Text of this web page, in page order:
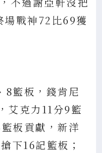
場戰神72比69獲
8籃板，錢肯尼
艾克力11分9籃
板貢獻，新洋
下16記籃板；